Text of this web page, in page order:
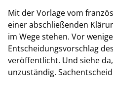
Mit der Vorlage vom
einer abschließenden
im Wege stehen. Vor
Entscheidungsvorschlag
veröffentlicht. Und siehe
unzuständig.